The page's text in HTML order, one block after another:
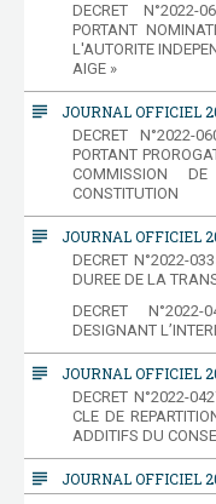
DECRET N°2022-
PORTANT
L'AUTORITE
AIGE »
subject JOURNAL OFFICIEL
DECRET N°2022-
PORTANT
COMMISSION
CONSTITUTION
subject JOURNAL OFFICIEL
DECRET N°2022-
DUREE DE LA
DECRET
DESIGNANT
subject JOURNAL OFFICIEL
DECRET N°2022-
CLE DE
ADDITIFS DU
subject JOURNAL OFFICIEL